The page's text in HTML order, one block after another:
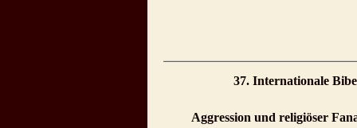
37. Internationale
Aggression und religiöser